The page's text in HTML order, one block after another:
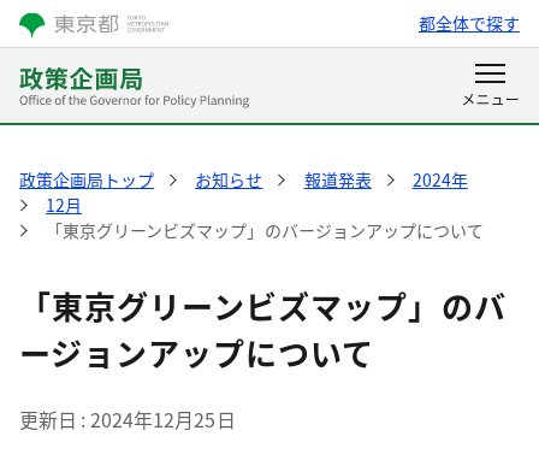
都全体で探す
政策企画局トップ お知らせ 報道発表
2024年
12月
「東京グリーンビズマップ」のバージョンアップについて
「東京グリーンビズマップ」のバ
ージョンアップについて
更新日 2024年12月25日